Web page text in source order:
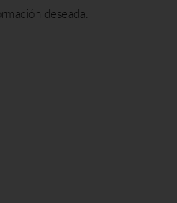
deseada.